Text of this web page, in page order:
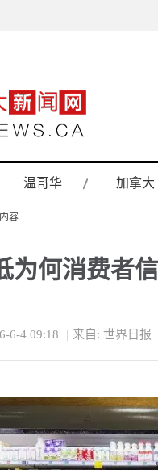
温哥华 加拿大
容
为何消费者
6-4 09:18 | 来自: 世界日报